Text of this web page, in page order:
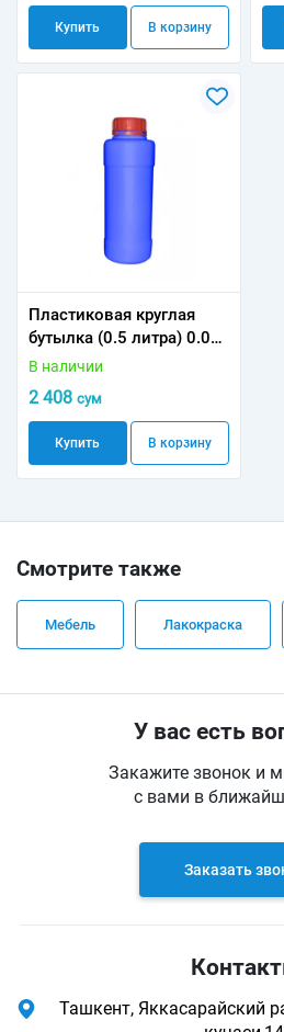
Купить В корзину
Пластиковая круглая
бутылка (0.5 литра) 0.04
кг
В наличии
2 408 сум
Купить В корзину
Смотрите также
Мебель Лакокраска
У вас есть
Закажите звонок и
с вами в
Заказать
Ташкент, Яккасарайский